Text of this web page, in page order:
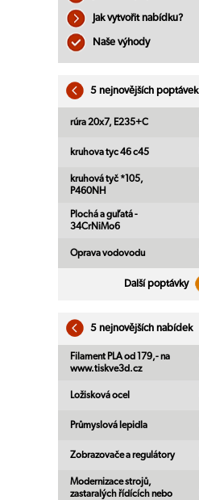
Jak vytvořit nabídku?
Naše výhody
5 nejnovějších poptávek
rúra 20x7, E235+C
kruhova tyc 46 c45
kruhová tyč *105,
P460NH
Plochá a guľatá -
34CrNiMo6
Oprava vodovodu
Další poptávky
5 nejnovějších nabídek
Filament PLA od 179,- na
www.tiskve3d.cz
Ložisková ocel
Průmyslová lepidla
Zobrazovače a regulátory
Modernizace strojů,
zastaralých řídících nebo